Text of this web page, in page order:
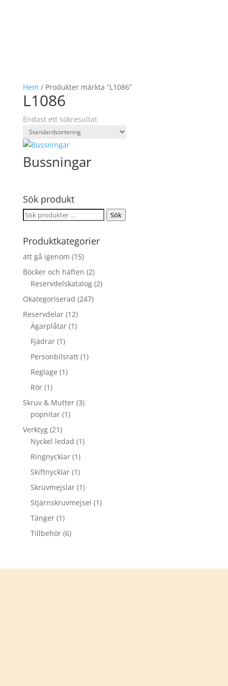
Hem / Produkter märkta ”L1086”
L1086
Endast ett sökresultat
Bussningar
Sök produkt
Sök
Sök
Produktkategorier
att gå igenom (15)
Böcker och häften (2)
Reservdelskatalog (2)
Okategoriserad (247)
Reservdelar (12)
Ägarplåtar (1)
Fjädrar (1)
Personbilsratt (1)
Reglage (1)
Rör (1)
Skruv & Mutter (3)
popnitar (1)
Verktyg (21)
Nyckel ledad (1)
Ringnycklar (1)
Skiftnycklar (1)
Skruvmejslar (1)
Stjärnskruvmejsel (1)
Tänger (1)
Tillbehör (6)